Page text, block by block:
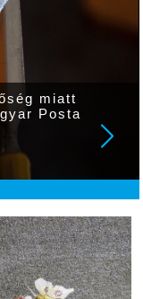
miatt
Posta